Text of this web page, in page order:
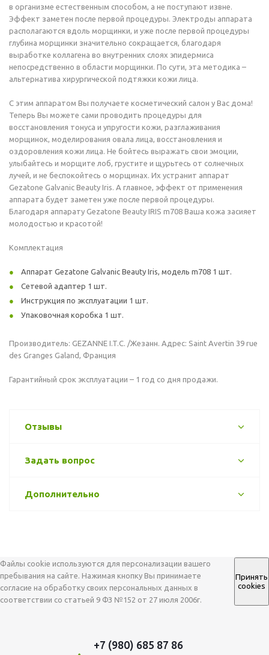
в организме естественным способом, а не поступают извне.
Эффект заметен после первой процедуры. Электроды аппарата
располагаются вдоль морщинки, и уже после первой процедуры
глубина морщинки значительно сокращается, благодаря
выработке коллагена во внутренних слоях эпидермиса
непосредственно в области морщинки. По сути, эта методика –
альтернатива хирургической подтяжки кожи лица.
С этим аппаратом Вы получаете косметический салон у Вас дома!
Теперь Вы можете сами проводить процедуры для
восстановления тонуса и упругости кожи, разглаживания
морщинок, моделирования овала лица, восстановления и
оздоровления кожи лица. Не бойтесь выражать свои эмоции,
улыбайтесь и морщите лоб, грустите и щурьтесь от солнечных
лучей, и не беспокойтесь о морщинах. Их устранит аппарат
Gezatone Galvanic Beauty Iris. А главное, эффект от применения
аппарата будет заметен уже после первой процедуры.
Благодаря аппарату Gezatone Beauty IRIS m708 Ваша кожа засияет
молодостью и красотой!
Комплектация
Аппарат Gezatone Galvanic Beauty Iris, модель m708 1 шт.
Сетевой адаптер 1 шт.
Инструкция по эксплуатации 1 шт.
Упаковочная коробка 1 шт.
Производитель: GEZANNE I.T.C. /Жезанн. Адрес: Saint Avertin 39 rue
des Granges Galand, Франция
Гарантийный срок эксплуатации – 1 год со дня продажи.
Отзывы
Задать вопрос
Дополнительно
Файлы cookie используются для персонализации вашего
пребывания на сайте. Нажимая кнопку Вы принимаете
согласие на обработку своих персональных данных в
соответствии со статьей 9 ФЗ №152 от 27 июля 2006г.
Принять
cookies
+7 (980) 685 87 86